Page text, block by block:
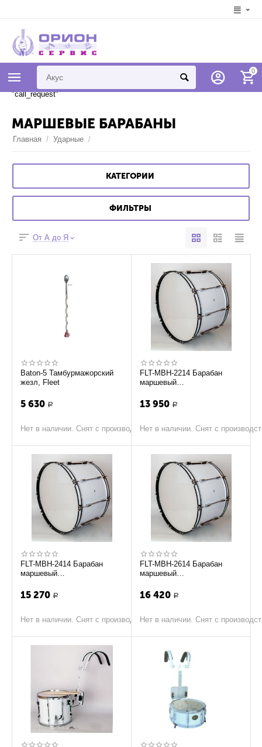
Syntax error in template
"778d12607e4bc461bb29ae430f82ae368cabbcef" on line 7 "{if
$addons.call_requests.status == "A"}{call_request}{/if}" unknown tag
"call_request"
0
МАРШЕВЫЕ БАРАБАНЫ
Главная / Ударные /
КАТЕГОРИИ
ФИЛЬТРЫ
От А до Я
Baton-5 Тамбурмажорский
жезл, Fleet
5 630 Р
Нет в наличии. Снят с производства
FLT-MBH-2214 Барабан
маршевый
креплением на плечи, Fleet
13 950 Р
Нет в наличии. Снят с
FLT-MBH-2414 Барабан
маршевый
креплением на плечи, Fleet
15 270 Р
Нет в наличии. Снят с производства
FLT-MBH-2614 Барабан
маршевый
креплением на плечи, Fleet
16 420 Р
Нет в наличии. Снят с